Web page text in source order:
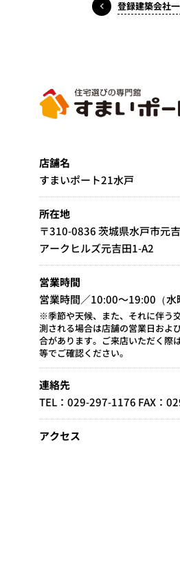
登録建築会社
店舗名
すまいポート21水戸
所在地
〒310-0836 茨城県水戸市元
アークヒルズ元吉田1-A2
営業時間
営業時間／10:00～19:00（水
※季節や天候、また、それに伴う
測される場合は店舗の営業日およ
合があります。ご来店いただく際
等でご確認ください。
連絡先
TEL：029-297-1176 FAX：
アクセス